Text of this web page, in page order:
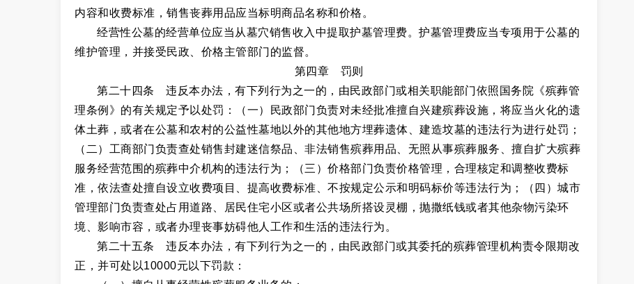
内容和收费标准，销售丧葬用品应当标明商品名称和价格。
经营性公墓的经营单位应当从墓穴销售收入中提取护墓管理费。护墓管理费应当专项用于公墓的
维护管理，并接受民政、价格主管部门的监督。
第四章 罚则
第二十四条 违反本办法，有下列行为之一的，由民政部门或相关职能部门依照国务院《殡葬管
理条例》的有关规定予以处罚：（一）民政部门负责对未经批准擅自兴建殡葬设施，将应当火化的遗
体土葬，或者在公墓和农村的公益性墓地以外的其他地方埋葬遗体、建造坟墓的违法行为进行处罚；
（二）工商部门负责查处销售封建迷信祭品、非法销售殡葬用品、无照从事殡葬服务、擅自扩大殡葬
服务经营范围的殡葬中介机构的违法行为；（三）价格部门负责价格管理，合理核定和调整收费标
准，依法查处擅自设立收费项目、提高收费标准、不按规定公示和明码标价等违法行为；（四）城市
管理部门负责查处占用道路、居民住宅小区或者公共场所搭设灵棚，抛撒纸钱或者其他杂物污染环
境、影响市容，或者办理丧事妨碍他人工作和生活的违法行为。
第二十五条 违反本办法，有下列行为之一的，由民政部门或其委托的殡葬管理机构责令限期改
正，并可处以10000元以下罚款：